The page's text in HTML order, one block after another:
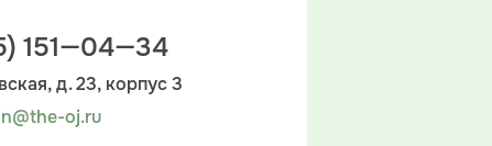
151—04—34
д. 23, корпус 3
oj.ru